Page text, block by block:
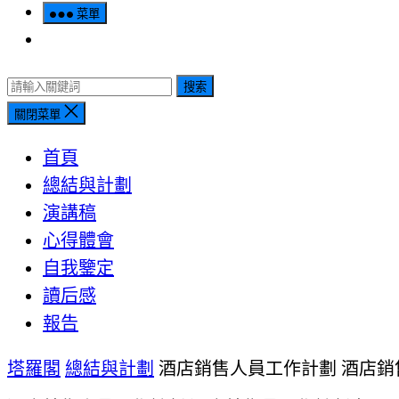
菜單
搜索
關閉菜單
首頁
總結與計劃
演講稿
心得體會
自我鑒定
讀后感
報告
塔羅閣 總結與計劃 酒店銷售人員工作計劃 酒店